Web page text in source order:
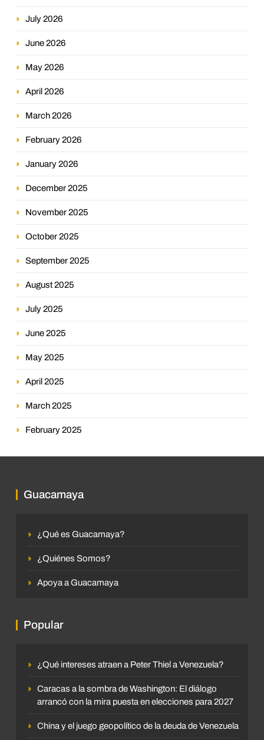
July 2026
June 2026
May 2026
April 2026
March 2026
February 2026
January 2026
December 2025
November 2025
October 2025
September 2025
August 2025
July 2025
June 2025
May 2025
April 2025
March 2025
February 2025
Guacamaya
¿Qué es Guacamaya?
¿Quiénes Somos?
Apoya a Guacamaya
Popular
¿Qué intereses atraen a Peter Thiel a Venezuela?
Caracas a la sombra de Washington: El diálogo
arrancó con la mira puesta en elecciones para 2027
China y el juego geopolítico de la deuda de Venezuela